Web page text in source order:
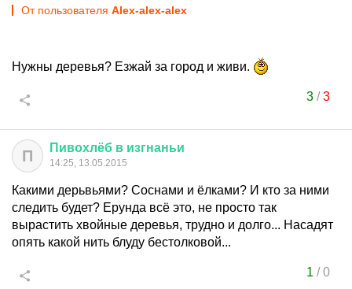
От пользователя Alex-alex-alex
Нужны деревья? Езжай за город и живи.
3/3
П Пивохлёб в изгнаньи
14:25, 13.05.2015
Какими дерьвьями? Соснами и ёлками? И кто за ними
следить будет? Ерунда всё это, не просто так
вырастить хвойные деревья, трудно и долго... Насадят
опять какой нить блуду бестолковой...
1 /0